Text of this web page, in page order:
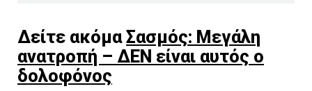
Δείτε ακόμαΣασμός: Μεγάλη
ανατροπή – ΔΕΝ είναι αυτός ο
δολοφόνος